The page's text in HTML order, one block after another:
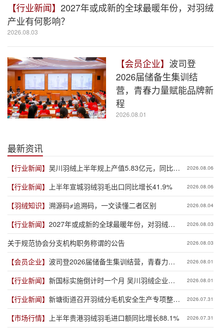
【行业新闻】 2027年或成新的全球最暖年份，对羽绒
产业有何影响？
2026.08.03
【会员企业】 波司登
2026届储备生集训结
营，青春力量赋能品牌新
程
2026.08.01
最新资讯
【行业新闻】 吴川羽绒上半年规上产值5.83亿元，同比增
长19.3%
2026.08.06
【行业新闻】 上半年宣城羽绒羽毛出口同比增长41.9% 2026.08.06
【羽绒知识】 溯源码≠追溯码，一文读懂二者区别 2026.08.04
【行业新闻】 2027年或成新的全球最暖年份，对羽绒产
业有何影响？
2026.08.03
关于规范协会分支机构职务称谓的公告 2026.08.03
【会员企业】 波司登2026届储备生集训结营，青春力量
赋能品牌新程
2026.08.01
【行业新闻】 新国标实施倒计时一个月 吴川羽绒企业集
体“抢跑”新规
2026.08.01
【行业新闻】 新塘街道召开羽绒分毛机安全生产专项整治
推进会
2026.07.31
【市场行情】 上半年贵港羽绒羽毛进口额同比增长88.1% 2026.07.31